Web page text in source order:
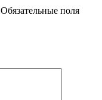
Обязательные поля